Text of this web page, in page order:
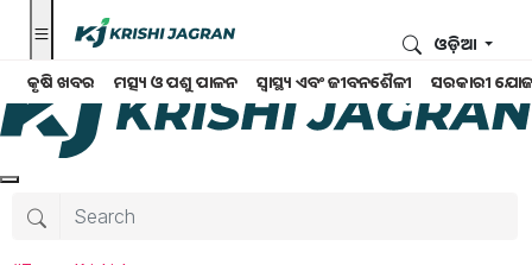
କୃଷି ଖବର ମତ୍ସ୍ୟ ଓ ପଶୁ ପାଳନ ସ୍ୱାସ୍ଥ୍ୟ ଏବଂ ଜୀବନଶୈଳୀ ସରକାରୀ
ଓଡ଼ିଆ